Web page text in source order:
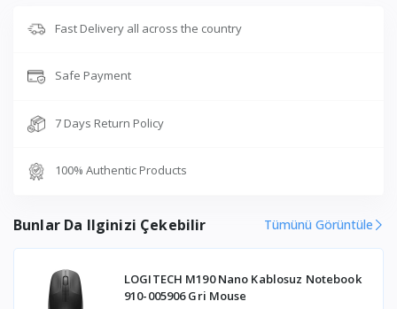
Fast Delivery all across the country
Safe Payment
7 Days Return Policy
100% Authentic Products
Bunlar Da Ilginizi Çekebilir Tümünü Görüntüle
LOGITECH M190 Nano Kablosuz Notebook
910-005906 Gri Mouse